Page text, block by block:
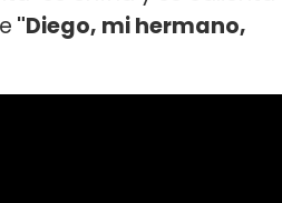
"Diego, mi hermano,